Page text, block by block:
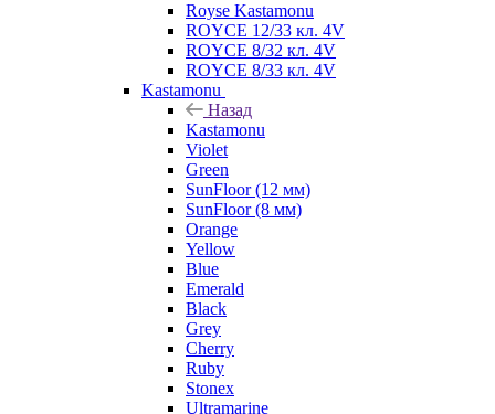
Royse Kastamonu
ROYCE 12/33 кл. 4V
ROYCE 8/32 кл. 4V
ROYCE 8/33 кл. 4V
Kastamonu
Назад
Kastamonu
Violet
Green
SunFloor (12 мм)
SunFloor (8 мм)
Orange
Yellow
Blue
Emerald
Black
Grey
Cherry
Ruby
Stonex
Ultramarine